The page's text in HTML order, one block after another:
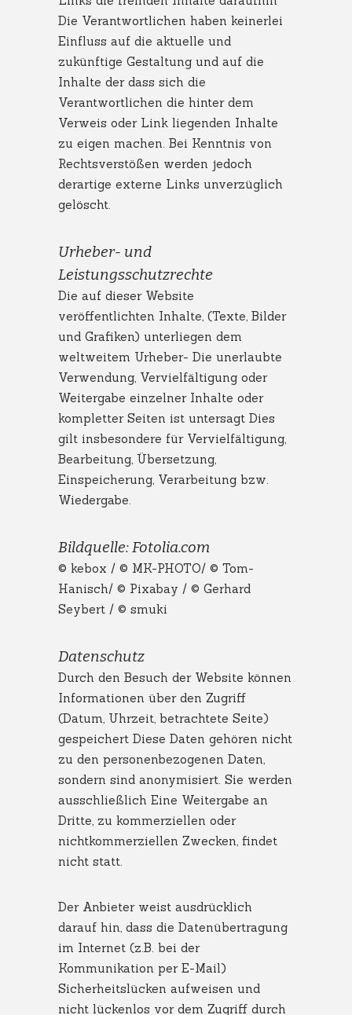
Die Verantwortlichen haben keinerlei
Einfluss auf die aktuelle und
zukünftige Gestaltung und auf die
Inhalte der dass sich die
Verantwortlichen die hinter dem
Verweis oder Link liegenden Inhalte
zu eigen machen. Bei Kenntnis von
Rechtsverstößen werden jedoch
derartige externe Links unverzüglich
gelöscht.
Urheber- und
Leistungsschutzrechte
Die auf dieser Website
veröffentlichten Inhalte, (Texte, Bilder
und Grafiken) unterliegen dem
weltweitem Urheber- Die unerlaubte
Verwendung, Vervielfältigung oder
Weitergabe einzelner Inhalte oder
kompletter Seiten ist untersagt Dies
gilt insbesondere für Vervielfältigung,
Bearbeitung, Übersetzung,
Einspeicherung, Verarbeitung bzw.
Wiedergabe.
Bildquelle: Fotolia.com
© kebox / © MK-PHOTO/ © Tom-
Hanisch/ © Pixabay / © Gerhard
Seybert / © smuki
Datenschutz
Durch den Besuch der Website können
Informationen über den Zugriff
(Datum, Uhrzeit, betrachtete Seite)
gespeichert Diese Daten gehören nicht
zu den personenbezogenen Daten,
sondern sind anonymisiert. Sie werden
ausschließlich Eine Weitergabe an
Dritte, zu kommerziellen oder
nichtkommerziellen Zwecken, findet
nicht statt.
Der Anbieter weist ausdrücklich
darauf hin, dass die Datenübertragung
im Internet (z.B. bei der
Kommunikation per E-Mail)
Sicherheitslücken aufweisen und
nicht lückenlos vor dem Zugriff durch